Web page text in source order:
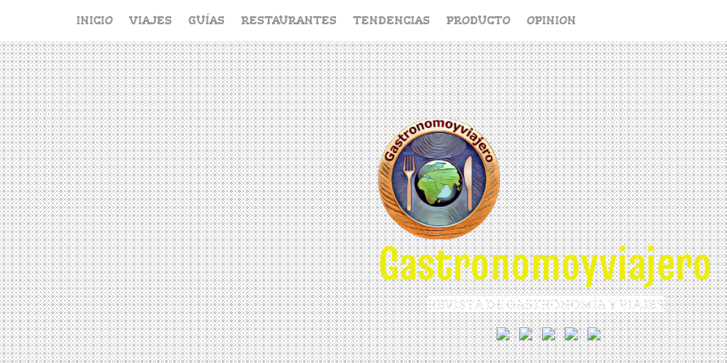
contenido
INICIO VIAJES GUÍAS RESTAURANTES TENDENCIAS PRODUCTO OPINION
Gastronomoyviajero
REVISTA DE GASTRONOMÍA Y VIAJES